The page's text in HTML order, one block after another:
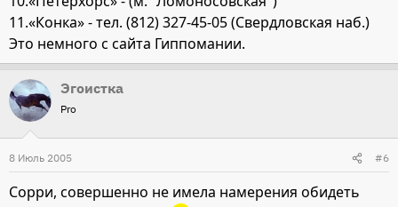
11.«Конка» - тел. (812) 327-45-05 (Свердловская наб.)
Это немного с сайта Гиппомании.
Эгоистка
Pro
8 Июль 2005 #6
Сорри, совершенно не имела намерения обидеть